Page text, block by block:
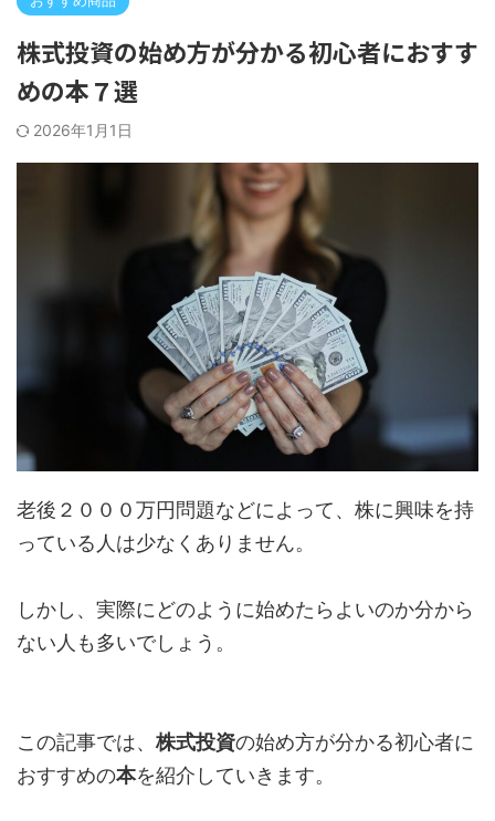
株式投資の始め方が分かる初心者におすす
めの本７選
2026年1月1日
老後２０００万円問題などによって、株に興味を持
っている人は少なくありません。
しかし、実際にどのように始めたらよいのか分から
ない人も多いでしょう。
この記事では、株式投資の始め方が分かる初心者に
おすすめの本を紹介していきます。